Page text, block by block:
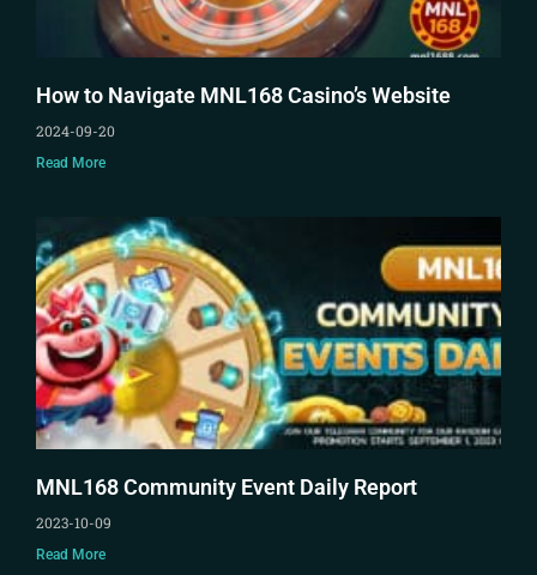
How to Navigate MNL168 Casino’s Website
2024-09-20
Read More
MNL168 Community Event Daily Report
2023-10-09
Read More